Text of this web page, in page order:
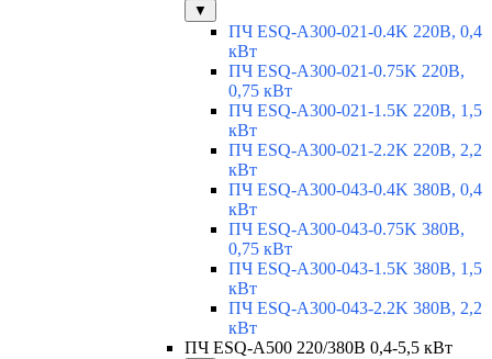
▼
ПЧ ESQ-A300-021-0.4K 220В, 0,4
кВт
ПЧ ESQ-A300-021-0.75K 220В,
0,75 кВт
ПЧ ESQ-A300-021-1.5K 220В, 1,5
кВт
ПЧ ESQ-A300-021-2.2K 220В, 2,2
кВт
ПЧ ESQ-A300-043-0.4K 380В, 0,4
кВт
ПЧ ESQ-A300-043-0.75K 380В,
0,75 кВт
ПЧ ESQ-A300-043-1.5K 380В, 1,5
кВт
ПЧ ESQ-A300-043-2.2K 380В, 2,2
кВт
ПЧ ESQ-A500 220/380В 0,4-5,5 кВт